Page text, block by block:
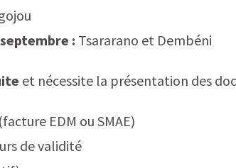
: Tsararano et Dembéni
et nécessite la présentation des
EDM ou SMAE)
de validité